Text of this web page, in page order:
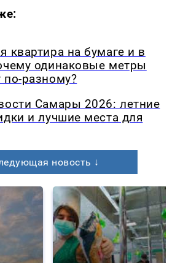
квартира на бумаге и в
одинаковые метры
по-разному?
Самары 2026: летние
и лучшие места для
новость ↓